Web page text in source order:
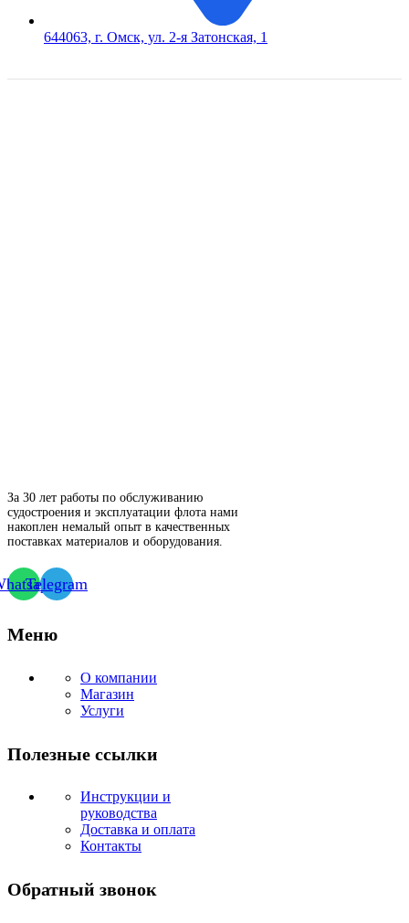
644063, г. Омск, ул. 2-я Затонская, 1
За 30 лет работы по обслуживанию
судостроения и эксплуатации флота нами
накоплен немалый опыт в качественных
поставках материалов и оборудования.
Telegram
Меню
О компании
Магазин
Услуги
Полезные ссылки
Инструкции и
руководства
Доставка и оплата
Контакты
Обратный звонок